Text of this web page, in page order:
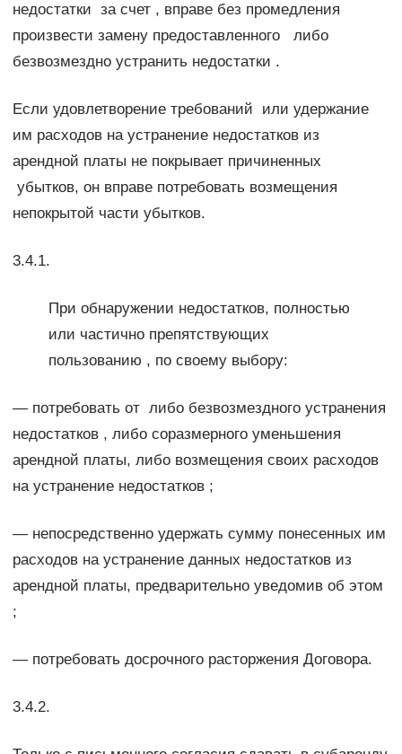
недостатки за счет , вправе без промедления
произвести замену предоставленного либо
безвозмездно устранить недостатки .
Если удовлетворение требований или удержание
им расходов на устранение недостатков из
арендной платы не покрывает причиненных
убытков, он вправе потребовать возмещения
непокрытой части убытков.
3.4.1.
При обнаружении недостатков, полностью
или частично препятствующих
пользованию , по своему выбору:
— потребовать от либо безвозмездного устранения
недостатков , либо соразмерного уменьшения
арендной платы, либо возмещения своих расходов
на устранение недостатков ;
— непосредственно удержать сумму понесенных им
расходов на устранение данных недостатков из
арендной платы, предварительно уведомив об этом
;
— потребовать досрочного расторжения Договора.
3.4.2.